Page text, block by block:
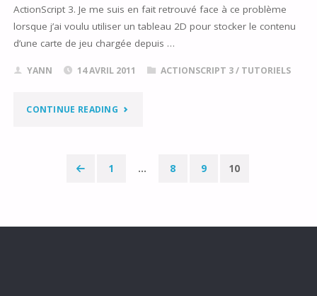
À
PARTIR
D’UNE
ActionScript 3. Je me suis en fait retrouvé face à ce problème
lorsque j’ai voulu utiliser un tableau 2D pour stocker le contenu
d’une carte de jeu chargée depuis …
YANN 14 AVRIL 2011 ACTIONSCRIPT 3/ TUTORIELS
CONTINUE READING "LES
des
1 … 8 9 10